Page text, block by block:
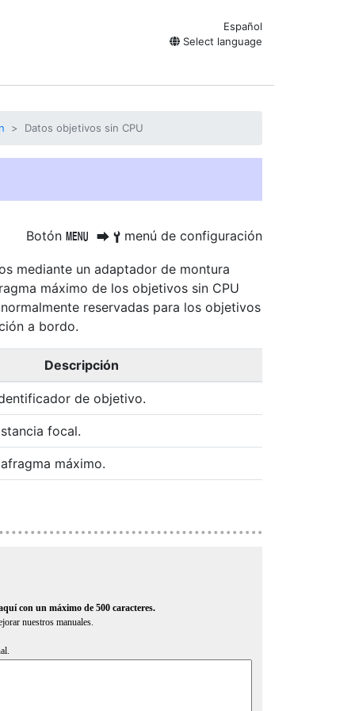
Español
Select language
Datos objetivos sin CPU
Botón G U B menú de configuración
mediante un adaptador de montura
máximo de los objetivos sin CPU
reservadas para los objetivos
a bordo.
Descripción
de objetivo.
focal.
máximo.